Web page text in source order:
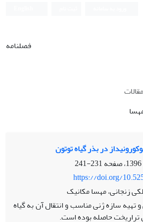
فصلنامه
در بذر گیاه توتون
231-241
https://doi.org/
زنجانی، مهسا مکانیک
تهیه سازه ژنی مناسب و انتقال آن به گیاه
تراریخت حاصله بوده است.